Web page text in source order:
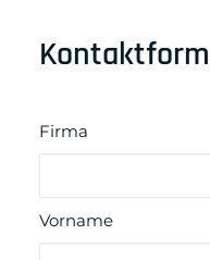
Firma
Vorname